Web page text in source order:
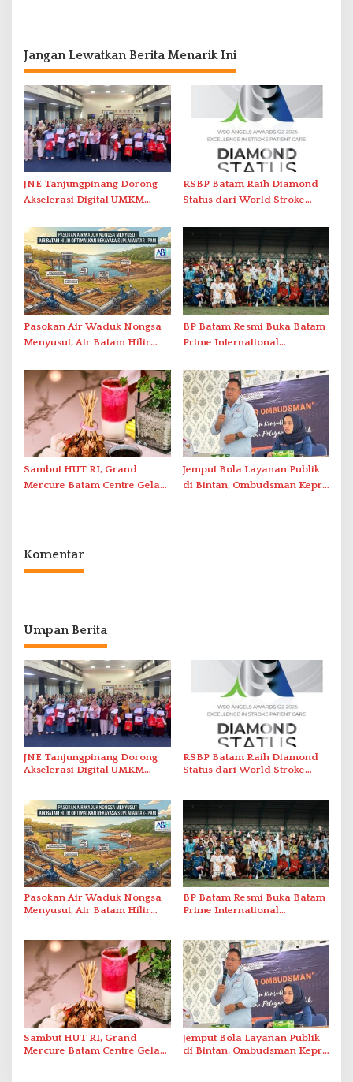
Jangan Lewatkan Berita Menarik Ini
JNE Tanjungpinang Dorong
Akselerasi Digital UMKM
2026
RSBP Batam Raih Diamond
Status dari World Stroke
Berstandar Internasional
Pasokan Air Waduk Nongsa
Menyusut, Air Batam Hilir
Antar-IPAM
BP Batam Resmi Buka Batam
Prime International
2026 di Stadion Temenggung
Abdul Jamal
Sambut HUT RI, Grand
Mercure Batam Centre Gelar
Jemput Bola Layanan Publik
di Bintan, Ombudsman Kepri
Komentar
Umpan Berita
JNE Tanjungpinang Dorong
Akselerasi Digital UMKM
RSBP Batam Raih Diamond
Status dari World Stroke
Berstandar Internasional
Pasokan Air Waduk Nongsa
Menyusut, Air Batam Hilir
BP Batam Resmi Buka Batam
Prime International
Abdul Jamal
Sambut HUT RI, Grand
Mercure Batam Centre Gelar
Jemput Bola Layanan Publik
di Bintan, Ombudsman Kepri